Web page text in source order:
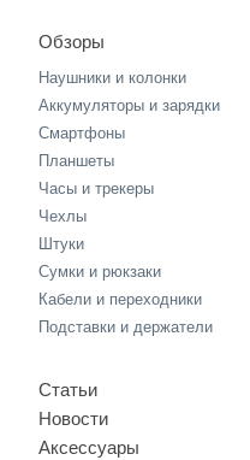
Обзоры
Наушники и колонки
Аккумуляторы и зарядки
Смартфоны
Планшеты
Часы и трекеры
Чехлы
Штуки
Сумки и рюкзаки
Кабели и переходники
Подставки и держатели
Статьи
Новости
Аксессуары